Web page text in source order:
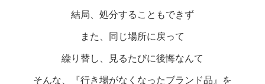
結局、処分することもできず
また、同じ場所に戻って
繰り替し、見るたびに後悔なんて
そんな、『行き場がなくなったブランド品』を